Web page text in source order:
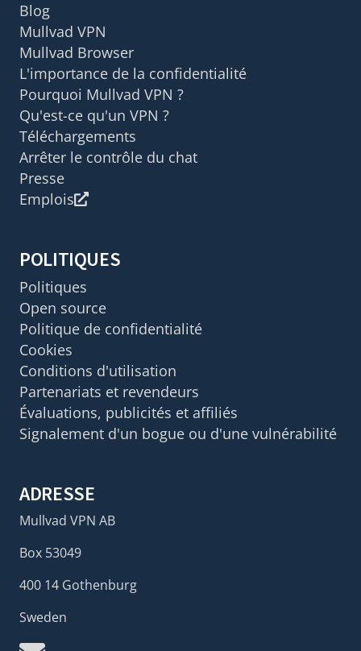
Blog
Mullvad VPN
Mullvad Browser
L'importance de la confidentialité
Pourquoi Mullvad VPN ?
Qu'est-ce qu'un VPN ?
Téléchargements
Arrêter le contrôle du chat
Presse
Emplois
POLITIQUES
Politiques
Open source
Politique de confidentialité
Cookies
Conditions d'utilisation
Partenariats et revendeurs
Évaluations, publicités et affiliés
Signalement d'un bogue ou d'une vulnérabilité
ADRESSE
Mullvad VPN AB
Box 53049
400 14 Gothenburg
Sweden